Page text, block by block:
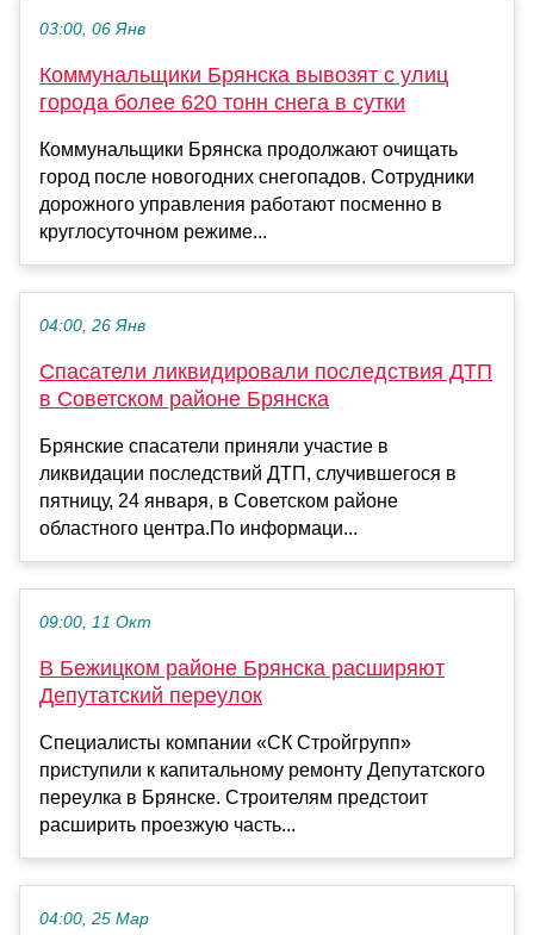
03:00, 06 Янв
Коммунальщики Брянска вывозят с улиц
города более 620 тонн снега в сутки
Коммунальщики Брянска продолжают очищать
город после новогодних снегопадов. Сотрудники
дорожного управления работают посменно в
круглосуточном режиме...
04:00, 26 Янв
Спасатели ликвидировали последствия ДТП
в Советском районе Брянска
Брянские спасатели приняли участие в
ликвидации последствий ДТП, случившегося в
пятницу, 24 января, в Советском районе
областного центра.По информаци...
09:00, 11 Окт
В Бежицком районе Брянска расширяют
Депутатский переулок
Специалисты компании «СК Стройгрупп»
приступили к капитальному ремонту Депутатского
переулка в Брянске. Строителям предстоит
расширить проезжую часть...
04:00, 25 Мар